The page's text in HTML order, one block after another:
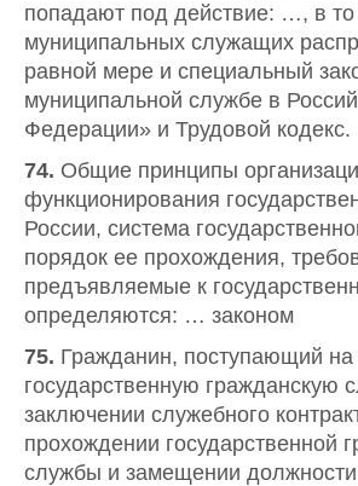
попадают под действие: …, в то
муниципальных служащих
равной мере и специальный
муниципальной службе в
Федерации» и Трудовой кодекс.
74. Общие принципы
функционирования
России, система
порядок ее прохождения,
предъявляемые к
определяются: … законом
75. Гражданин, поступающий на
государственную гражданскую
заключении служебного
прохождении государственной
службы и замещении должности